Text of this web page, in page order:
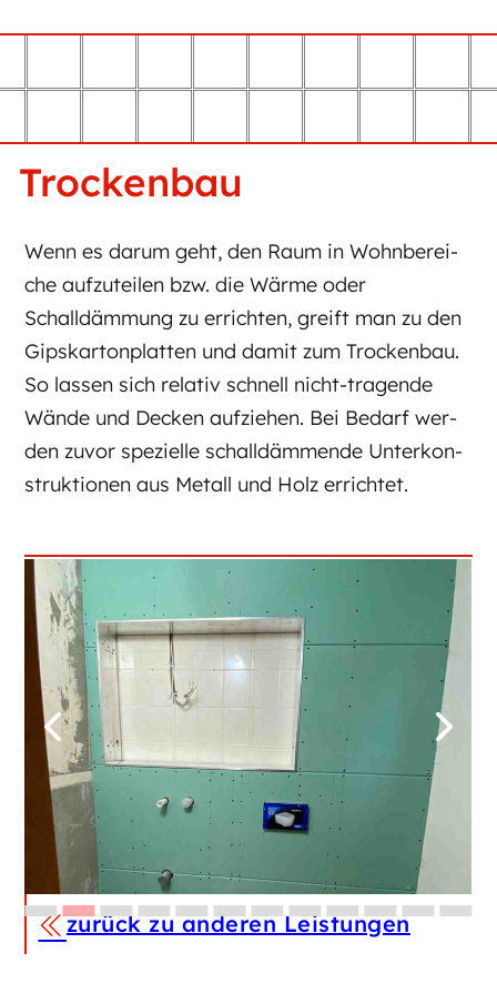
Trockenbau
Wenn es dar­um geht, den Raum in Wohn­be­rei­
che auf­zu­tei­len bzw. die Wär­me­ oder
Schalldämmung zu er­rich­ten, greift man zu den
Gips­kar­ton­plat­ten und da­mit zum Tro­cken­bau.
So las­sen sich re­la­tiv schnell nicht-tragende
Wän­de und De­cken auf­zie­hen. Bei Be­darf wer­
den zu­vor spe­zi­el­le schall­däm­men­de Un­ter­kon­
struk­tio­nen aus Me­tall und Holz er­rich­tet.
zurück zu anderen Leistungen